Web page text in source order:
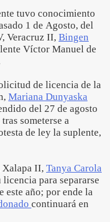
tuvo conocimiento
1 de Agosto, del
Veracruz II, Bingen
Víctor Manuel de
de licencia de la
Mariana Dunyaska
del 27 de agosto
someterse a
de ley la suplente,
II, Tanya Carola
para separarse
este año; por ende la
continuará en